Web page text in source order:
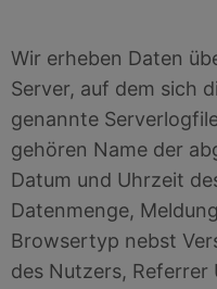
Wir erheben Daten
Server, auf dem sich
genannte
gehören Name der
Datum und Uhrzeit
Datenmenge,
Browsertyp nebst
des Nutzers, Referrer